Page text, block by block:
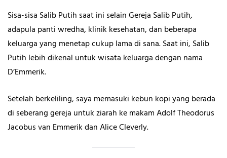
Sisa-sisa Salib Putih saat ini selain Gereja Salib Putih,
adapula panti wredha,klinik kesehatan, dan beberapa
keluarga yang menetap cukup lama di sana. Saat ini, Salib
Putih lebih dikenal untuk wisata keluarga dengan nama
D’Emmerik.
Setelah berkeliling, saya memasuki kebun kopi yang berada
di seberang gereja untuk ziarah ke makam Adolf Theodorus
Jacobus van Emmerik dan Alice Cleverly.